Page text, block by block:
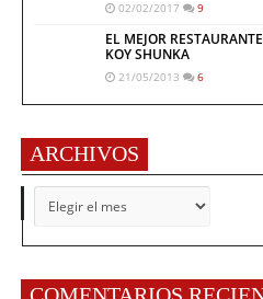
02/02/2017 9
EL MEJOR
KOY SHUNKA
21/05/2013 6
ARCHIVOS
ARCHIVOS